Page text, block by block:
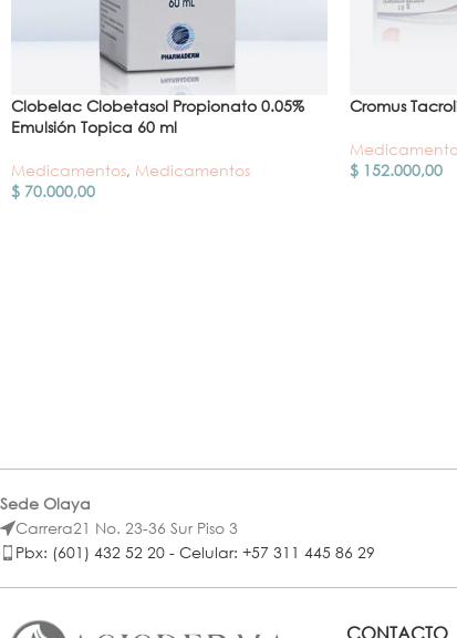
Clobelac Clobetasol Propionato 0.05%
Emulsión Topica 60 ml
Medicamentos, Medicamentos
$ 70.000,00
Cromus
$152.000,00
Sede Olaya
Carrera21 No. 23-36 Sur Piso 3
Pbx: (601) 432 52 20 - Celular: +57 311 445 86 29